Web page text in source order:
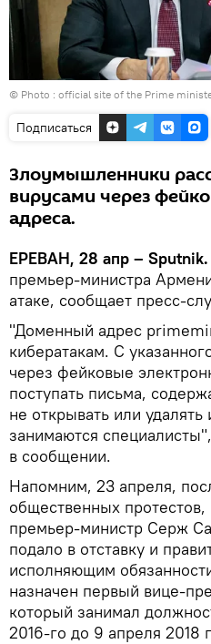
© Photo : official site of the Prime
Подписаться
Злоумышленники
вирусами через
адреса.
ЕРЕВАН, 28 апр – Sputnik.
премьер-министра
атаке, сообщает пресс-
"Доменный адрес
кибератакам. С
через фейковые
поступать письма,
не открывать или
занимаются
в сообщении.
Напомним, 23 апреля,
общественных протестов,
премьер-министр Серж
подало в отставку и
исполняющим
назначен первый вице-
который занимал
2016-го до 9 апреля 2018